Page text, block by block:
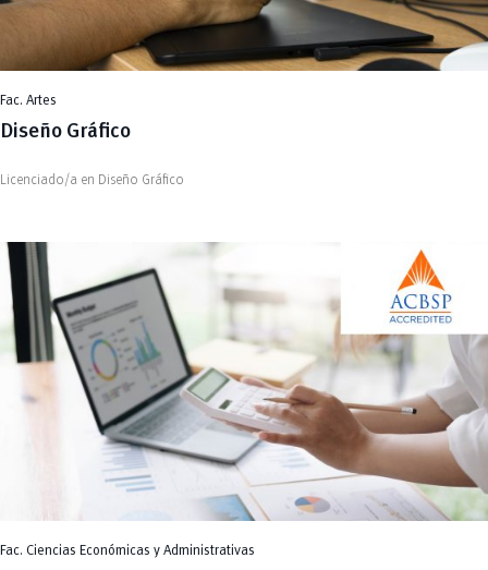
Fac. Artes
Diseño Gráfico
Licenciado/a en Diseño Gráfico
Fac. Ciencias Económicas y Administrativas